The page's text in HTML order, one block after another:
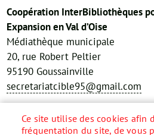
Coopération InterBibliothèques
Expansion en Val d’Oise
Médiathèque municipale
20, rue Robert Peltier
95190 Goussainville
secretariatcible95@gmail.com
Réseaux sociaux
Ce site utilise des cookies afin
fréquentation du site, de vous